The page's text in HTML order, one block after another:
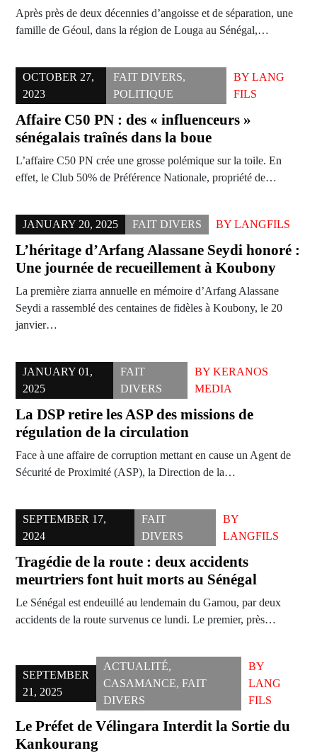
Après près de deux décennies d’angoisse et de séparation, une
famille de Géoul, dans la région de Louga au Sénégal,…
OCTOBER 27,
2023
FAIT DIVERS,
POLITIQUE
BYLANG
FILS
Affaire C50 PN : des « influenceurs »
sénégalais traînés dans la boue
L’affaire C50 PN crée une grosse polémique sur la toile. En
effet, le Club 50% de Préférence Nationale, propriété de…
JANUARY 20, 2025 FAIT DIVERS BY LANGFILS
L’héritage d’Arfang Alassane Seydi honoré :
Une journée de recueillement à Koubony
La première ziarra annuelle en mémoire d’Arfang Alassane
Seydi a rassemblé des centaines de fidèles à Koubony, le 20
janvier…
JANUARY 01,
2025
FAIT
DIVERS
BYKERANOS
MEDIA
La DSP retire les ASP des missions de
régulation de la circulation
Face à une affaire de corruption mettant en cause un Agent de
Sécurité de Proximité (ASP), la Direction de la…
SEPTEMBER 17,
2024
FAIT
DIVERS
BY
LANGFILS
Tragédie de la route : deux accidents
meurtriers font huit morts au Sénégal
Le Sénégal est endeuillé au lendemain du Gamou, par deux
accidents de la route survenus ce lundi. Le premier, près…
SEPTEMBER
21, 2025
ACTUALITÉ,
CASAMANCE, FAIT
DIVERS
BY
LANG
FILS
Le Préfet de Vélingara Interdit la Sortie du
Kankourang